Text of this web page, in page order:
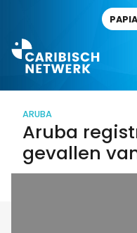
ARUBA
Aruba
gevallen